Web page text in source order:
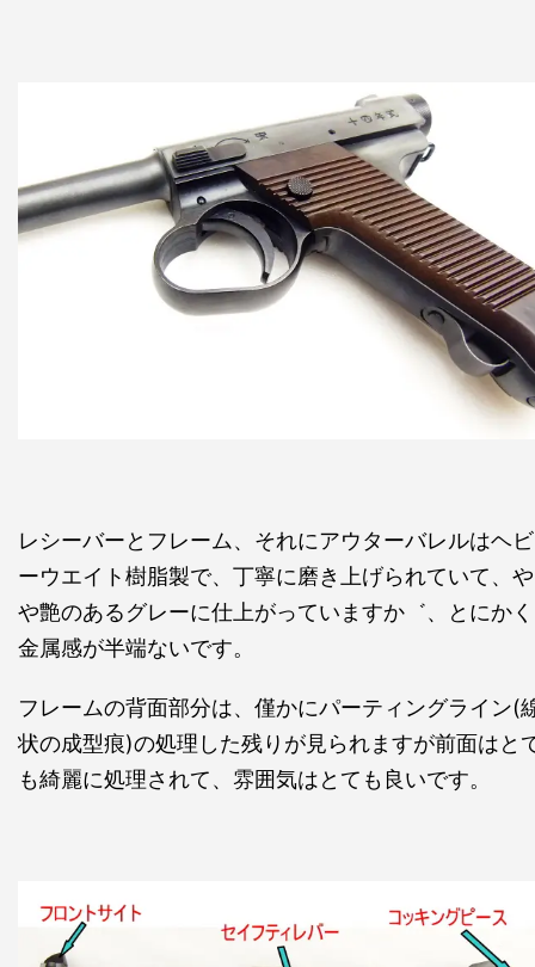
レシーバーとフレーム、それにアウターバレルはヘビ
ーウエイト樹脂製で、丁寧に磨き上げられていて、や
や艶のあるグレーに仕上がっていますか゛、とにかく
金属感が半端ないです。
フレームの背面部分は、僅かにパーティングライン(
状の成型痕)の処理した残りが見られますが前面はと
も綺麗に処理されて、雰囲気はとても良いです。